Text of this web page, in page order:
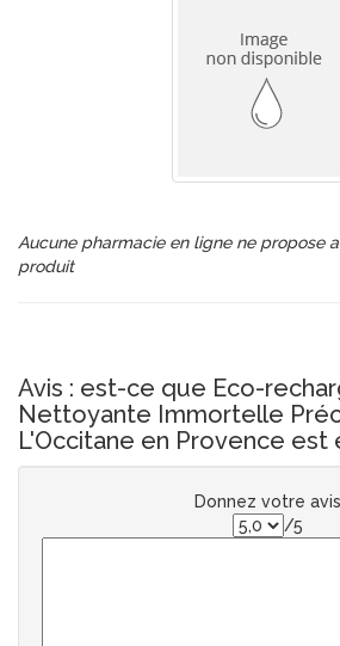
Aucune pharmacie en ligne ne propose
produit
Avis : est-ce que Eco-
Nettoyante Immortelle
L'Occitane en Provence est
Donnez votre avis
/5